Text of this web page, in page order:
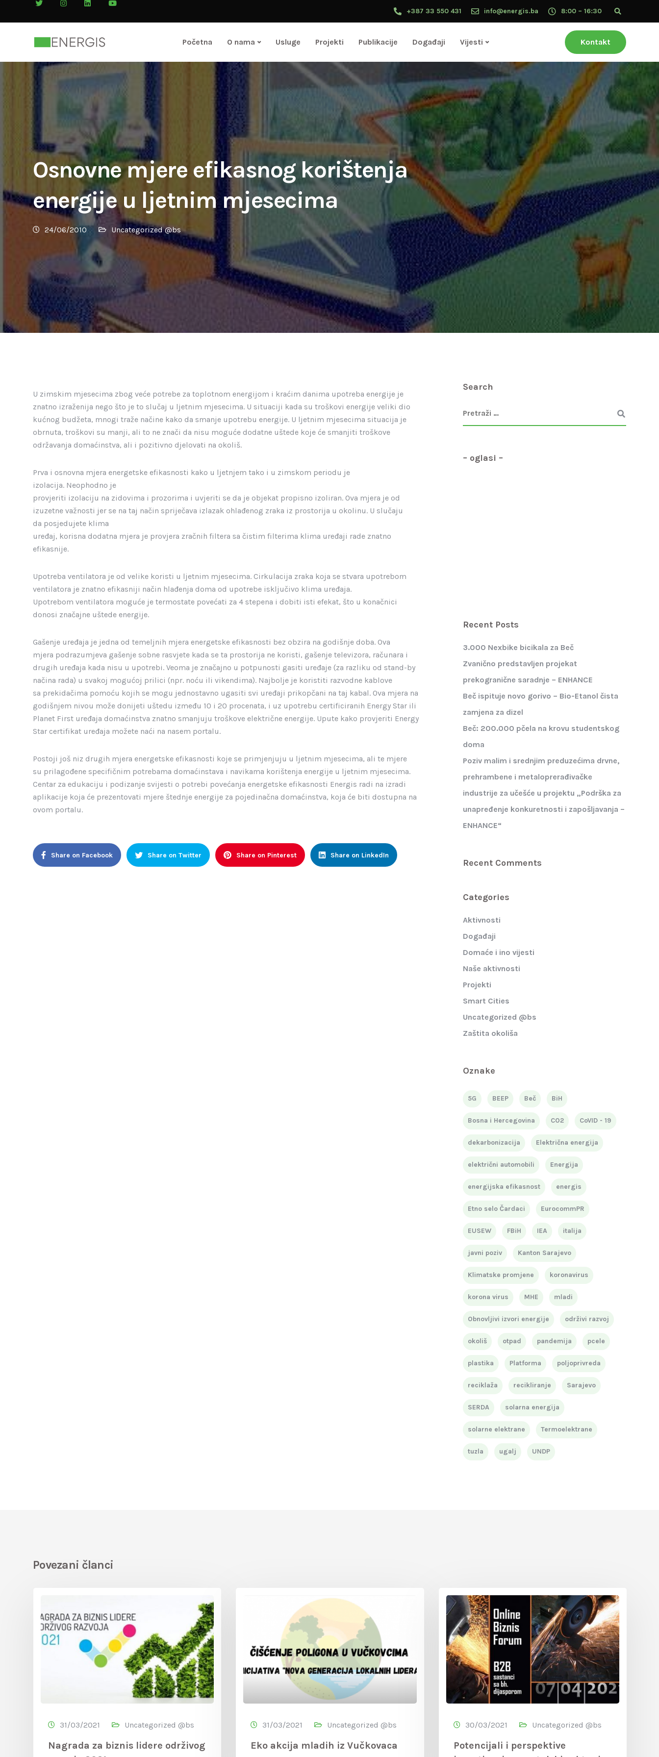
+387 33 550 431 info@energis.ba 8:00 – 16:30
Početna O nama Usluge Projekti Publikacije Događaji Vijesti Kontakt
Osnovne mjere efikasnog korištenja
energije u ljetnim mjesecima
24/06/2010 Uncategorized @bs
U zimskim mjesecima zbog veće potrebe za toplotnom energijom i kraćim danima upotreba energije je
znatno izraženija nego što je to slučaj u ljetnim mjesecima. U situaciji kada su troškovi energije veliki dio
kućnog budžeta, mnogi traže načine kako da smanje upotrebu energije. U ljetnim mjesecima situacija je
obrnuta, troškovi su manji, ali to ne znači da nisu moguće dodatne uštede koje će smanjiti troškove
održavanja domaćinstva, ali i pozitivno djelovati na okoliš.
Prva i osnovna mjera energetske efikasnosti kako u ljetnjem tako i u zimskom periodu je
izolacija. Neophodno je
provjeriti izolaciju na zidovima i prozorima i uvjeriti se da je objekat propisno izoliran. Ova mjera je od
izuzetne važnosti jer se na taj način spriječava izlazak ohlađenog zraka iz prostorija u okolinu. U slučaju
da posjedujete klima
uređaj, korisna dodatna mjera je provjera zračnih filtera sa čistim filterima klima uređaji rade znatno
efikasnije.
Upotreba ventilatora je od velike koristi u ljetnim mjesecima. Cirkulacija zraka koja se stvara upotrebom
ventilatora je znatno efikasniji način hlađenja doma od upotrebe isključivo klima uređaja.
Upotrebom ventilatora moguće je termostate povećati za 4 stepena i dobiti isti efekat, što u konačnici
donosi značajne uštede energije.
Gašenje uređaja je jedna od temeljnih mjera energetske efikasnosti bez obzira na godišnje doba. Ova
mjera podrazumjeva gašenje sobne rasvjete kada se ta prostorija ne koristi, gašenje televizora, računara i
drugih uređaja kada nisu u upotrebi. Veoma je značajno u potpunosti gasiti uređaje (za razliku od stand-by
načina rada) u svakoj mogućoj prilici (npr. noću ili vikendima). Najbolje je koristiti razvodne kablove
sa prekidačima pomoću kojih se mogu jednostavno ugasiti svi uređaji prikopčani na taj kabal. Ova mjera na
godišnjem nivou može donijeti uštedu između 10 i 20 procenata, i uz upotrebu certificiranih Energy Star ili
Planet First uređaja domaćinstva znatno smanjuju troškove električne energije. Upute kako provjeriti Energy
Star certifikat uređaja možete naći na nasem portalu.
Postoji još niz drugih mjera energetske efikasnosti koje se primjenjuju u ljetnim mjesecima, ali te mjere
su prilagođene specifičnim potrebama domaćinstava i navikama korištenja energije u ljetnim mjesecima.
Centar za edukaciju i podizanje svijesti o potrebi povećanja energetske efikasnosti Energis radi na izradi
aplikacije koja će prezentovati mjere štednje energije za pojedinačna domaćinstva, koja će biti dostupna na
ovom portalu.
Share on Facebook Share on Twitter Share on Pinterest Share on LinkedIn
Search
– oglasi –
Recent Posts
3.000 Nexbike bicikala za Beč
Zvanično predstavljen projekat
prekogranične saradnje – ENHANCE
Beč ispituje novo gorivo – Bio-Etanol čista
zamjena za dizel
Beč: 200.000 pčela na krovu studentskog
doma
Poziv malim i srednjim preduzećima drvne,
prehrambene i metaloprerađivačke
industrije za učešće u projektu „Podrška za
unapređenje konkuretnosti i zapošljavanja –
ENHANCE“
Recent Comments
Categories
Aktivnosti
Događaji
Domaće i ino vijesti
Naše aktivnosti
Projekti
Smart Cities
Uncategorized @bs
Zaštita okoliša
Oznake
5G BEEP Beč BiH
Bosna i Hercegovina CO2 CoVID - 19
dekarbonizacija Električna energija
električni automobili Energija
energijska efikasnost energis
Etno selo Čardaci EurocommPR
EUSEW FBiH IEA italija
javni poziv Kanton Sarajevo
Klimatske promjene koronavirus
korona virus MHE mladi
Obnovljivi izvori energije održivi razvoj
okoliš otpad pandemija pcele
plastika Platforma poljoprivreda
reciklaža recikliranje Sarajevo
SERDA solarna energija
solarne elektrane Termoelektrane
tuzla ugalj UNDP
Povezani članci
31/03/2021 Uncategorized @bs
Nagrada za biznis lidere održivog
31/03/2021 Uncategorized @bs
Eko akcija mladih iz Vučkovaca
30/03/2021 Uncategorized @bs
Potencijali i perspektive